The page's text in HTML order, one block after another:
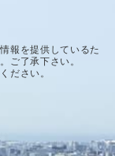
報を提供しているた
ご了承下さい。
ださい。